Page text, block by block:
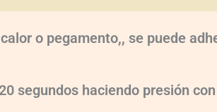
o pegamento,, se puede
segundos haciendo presión